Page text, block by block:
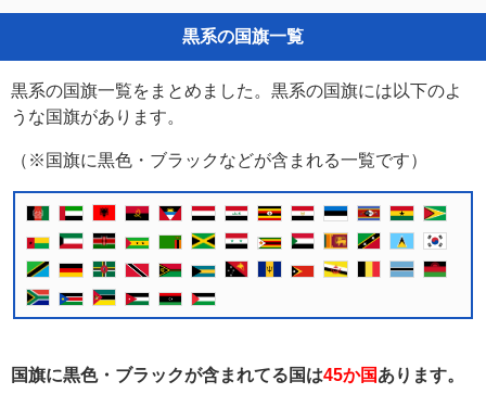
黒系の国旗一覧
黒系の国旗一覧をまとめました。黒系の国旗には以下のよ
うな国旗があります。
（※国旗に黒色・ブラックなどが含まれる一覧です）
国旗に黒色・ブラックが含まれてる国は45か国あります。